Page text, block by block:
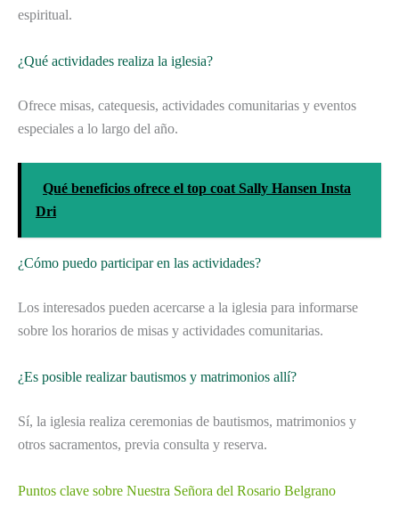
espiritual.
¿Qué actividades realiza la iglesia?
Ofrece misas, catequesis, actividades comunitarias y eventos
especiales a lo largo del año.
Qué beneficios ofrece el top coat Sally Hansen Insta
Dri
¿Cómo puedo participar en las actividades?
Los interesados pueden acercarse a la iglesia para informarse
sobre los horarios de misas y actividades comunitarias.
¿Es posible realizar bautismos y matrimonios allí?
Sí, la iglesia realiza ceremonias de bautismos, matrimonios y
otros sacramentos, previa consulta y reserva.
Puntos clave sobre Nuestra Señora del Rosario Belgrano